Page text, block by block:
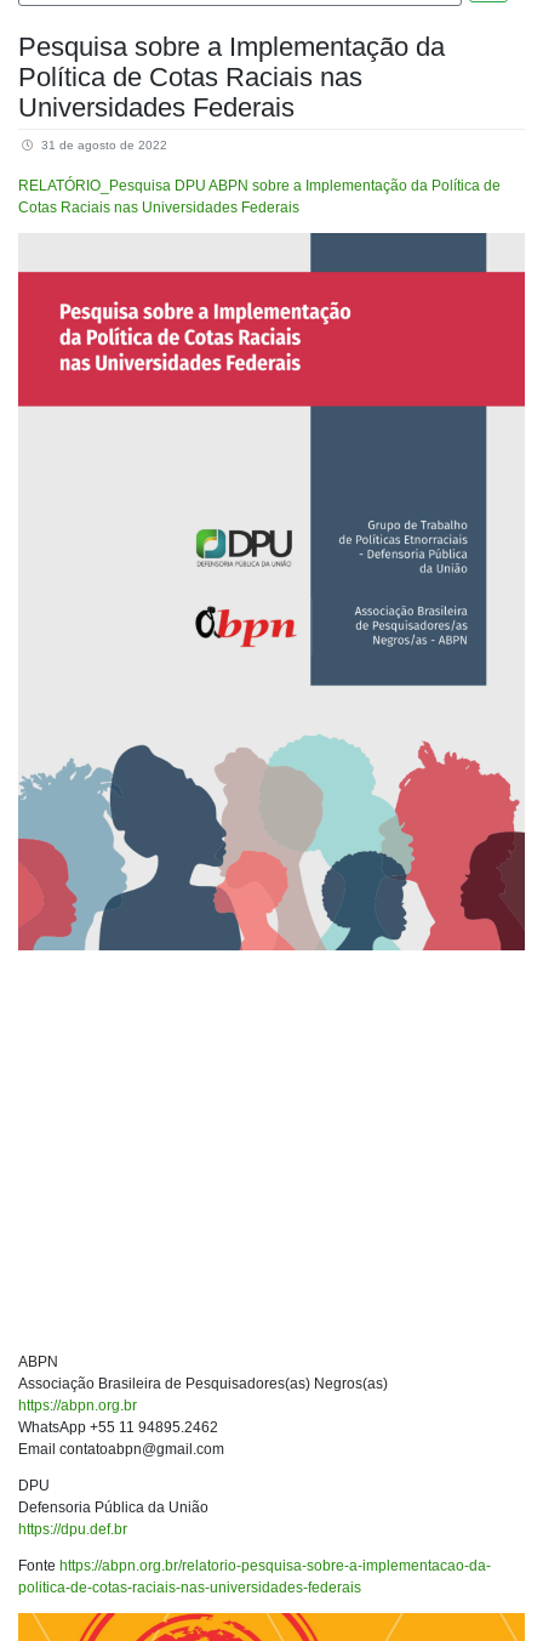
Pesquisa sobre a Implementação da
Política de Cotas Raciais nas
Universidades Federais
31 de agosto de 2022
RELATÓRIO_Pesquisa DPU ABPN sobre a Implementação da Política de
Cotas Raciais nas Universidades Federais
ABPN
Associação Brasileira de Pesquisadores(as) Negros(as)
https://abpn.org.br
WhatsApp +55 11 94895.2462
Email contatoabpn@gmail.com
DPU
Defensoria Pública da União
https://dpu.def.br
Fonte https://abpn.org.br/relatorio-pesquisa-sobre-a-implementacao-da-
politica-de-cotas-raciais-nas-universidades-federais